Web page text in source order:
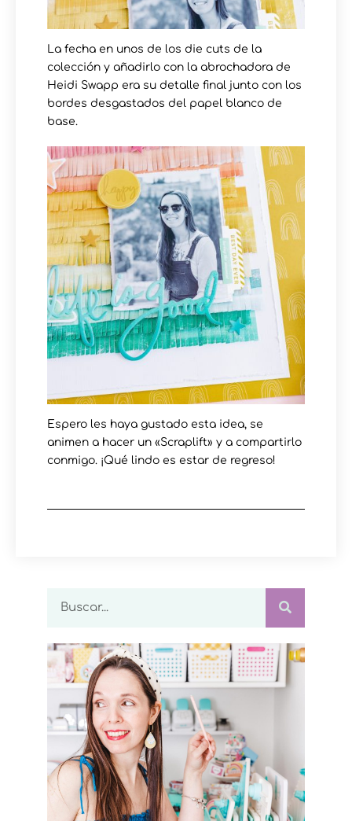
La fecha en unos de los die cuts de la
colección y añadirlo con la abrochadora de
Heidi Swapp era su detalle final junto con los
bordes desgastados del papel blanco de
base.
Espero les haya gustado esta idea, se
animen a hacer un «Scraplift» y a compartirlo
conmigo. ¡Qué lindo es estar de regreso!